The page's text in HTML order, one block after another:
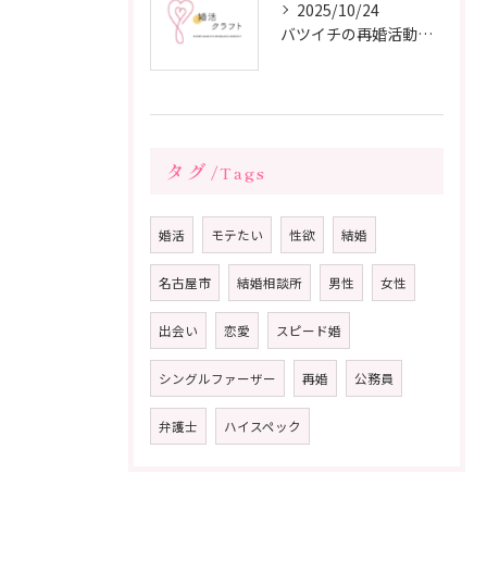
2025/10/24
バツイチの再婚活動に成功するための戦略
タグ Tags
婚活 モテたい 性欲 結婚
名古屋市 結婚相談所 男性 女性
出会い 恋愛 スピード婚
シングルファーザー 再婚 公務員
弁護士 ハイスペック